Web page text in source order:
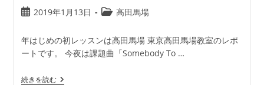
2019年1月13日 高田馬場
年はじめの初レッスンは高田馬場 東京高田馬場教室のレポ
ートです。 今夜は課題曲「Somebody To …
続きを読む